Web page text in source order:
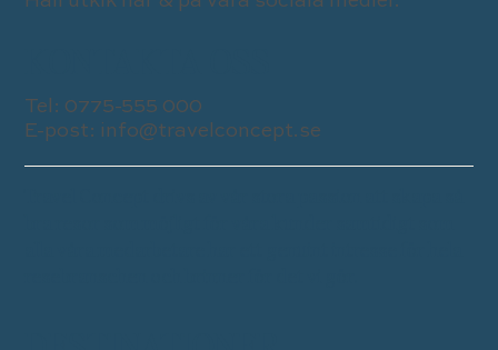
Tel: 0775-555 000
E-post: info@travelconcept.se